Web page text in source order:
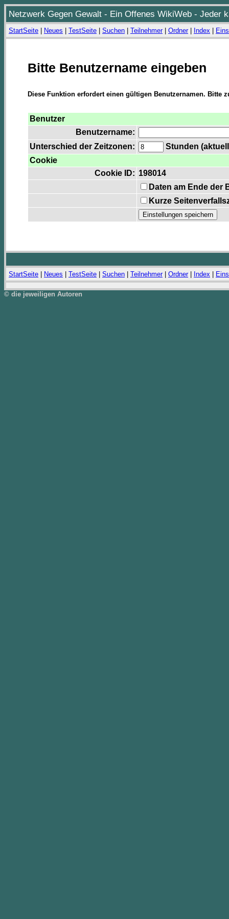
Netzwerk Gegen Gewalt - Ein Offenes WikiWeb - Jeder
StartSeite Neues TestSeite Suchen Teilnehmer| Ordner| Index
Bitte Benutzername eingeben
Diese Funktion erfordert einen gültigen Benutzernamen. Bitte
Benutzer
Benutzername:
Unterschied der Zeitzonen:
Stunden
Cookie
Cookie ID: 198014
Daten am Ende der
Kurze
StartSeite Neues TestSeite Suchen Teilnehmer| Ordner| Index
© die jeweiligen Autoren